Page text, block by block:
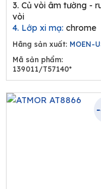
3. Củ vòi âm tường -
vòi
4. Lớp xi mạ: chrome
Hãng sản xuất: MOEN-
Mã sản phẩm:
139011/T57140*